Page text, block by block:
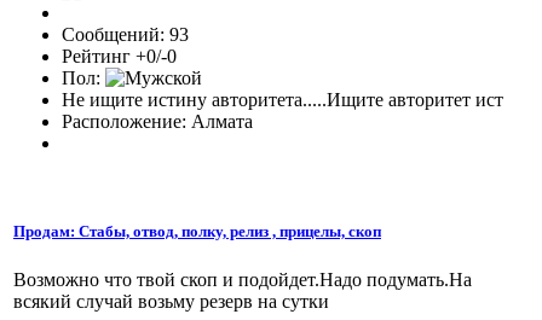
Сообщений: 93
Рейтинг +0/-0
Пол:
Не ищите истину авторитета.....Ищите авторитет ист
Расположение: Алмата
Продам: Стабы, отвод, полку, релиз , прицелы, скоп
Возможно что твой скоп и подойдет.Надо подумать.На
всякий случай возьму резерв на сутки